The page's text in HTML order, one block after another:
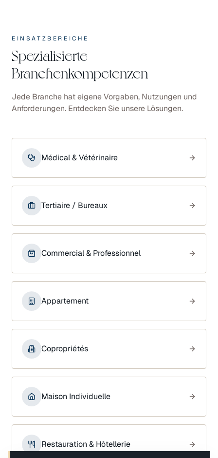
EINSATZBEREICHE
Spezialisierte
Branchenkompetenzen
Jede Branche hat eigene Vorgaben, Nutzungen und
Anforderungen. Entdecken Sie unsere Lösungen.
Médical & Vétérinaire
Tertiaire / Bureaux
Commercial & Professionnel
Appartement
Copropriétés
Maison Individuelle
Restauration & Hôtellerie